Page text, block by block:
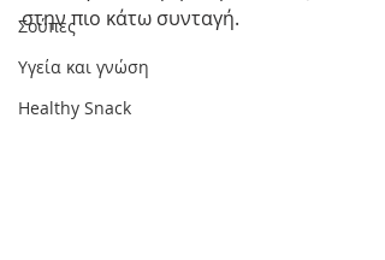
Σούπες
Υγεία και γνώση
Healthy Snack
στην πιο κάτω συνταγή.